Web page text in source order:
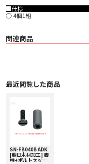
■仕様
○ 4個1組
関連商品
最近閲覧した商品
SN-FB040B ADK
[朝日木材加工] 脚
柱+ボルトセット